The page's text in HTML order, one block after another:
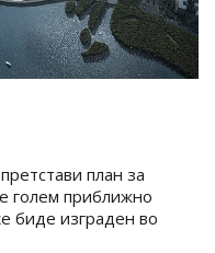
план за
голем приближно
биде изграден во